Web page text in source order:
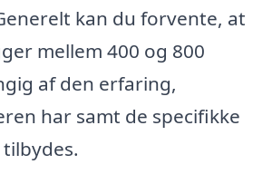
kan du forvente, at
mellem 400 og 800
af den erfaring,
har samt de specifikke